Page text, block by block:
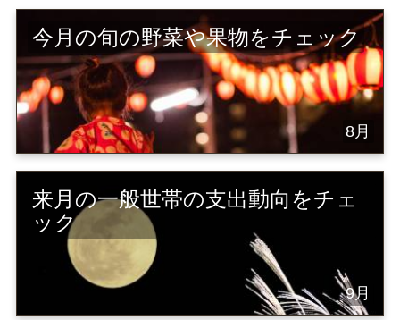
今月の旬の野菜や果物をチェック
8月
来月の一般世帯の支出動向をチェ
ック
9月